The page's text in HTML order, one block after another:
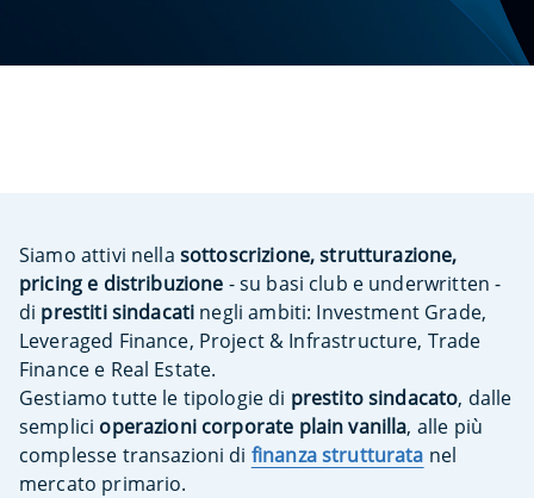
Siamo attivi nella sottoscrizione, strutturazione,
pricing e distribuzione - su basi club e underwritten -
di prestiti sindacati negli ambiti: Investment Grade,
Leveraged Finance, Project & Infrastructure, Trade
Finance e Real Estate.
Gestiamo tutte le tipologie di prestito sindacato, dalle
semplici operazioni corporate plain vanilla, alle più
complesse transazioni di finanza strutturata nel
mercato primario.